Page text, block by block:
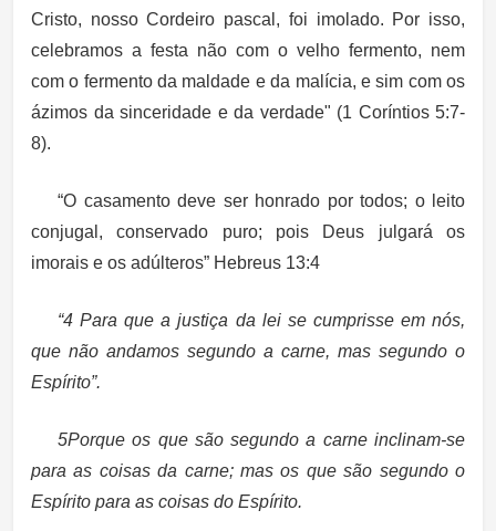
Cristo, nosso Cordeiro pascal, foi imolado. Por isso,
celebramos a festa não com o velho fermento, nem
com o fermento da maldade e da malícia, e sim com os
ázimos da sinceridade e da verdade" (1 Coríntios 5:7-
8).
“O casamento deve ser honrado por todos; o leito
conjugal, conservado puro; pois Deus julgará os
imorais e os adúlteros” Hebreus 13:4
“4 Para que a justiça da lei se cumprisse em nós,
que não andamos segundo a carne, mas segundo o
Espírito”.
5Porque os que são segundo a carne inclinam-se
para as coisas da carne; mas os que são segundo o
Espírito para as coisas do Espírito.